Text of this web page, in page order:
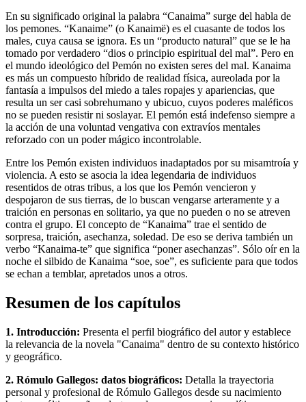
En su significado original la palabra “Canaima” surge del habla de
los pemones. “Kanaime” (o Kanaimë) es el cuasante de todos los
males, cuya causa se ignora. Es un “producto natural” que se le ha
tomado por verdadero “dios o principio espiritual del mal”. Pero en
el mundo ideológico del Pemón no existen seres del mal. Kanaima
es más un compuesto híbrido de realidad física, aureolada por la
fantasía a impulsos del miedo a tales ropajes y apariencias, que
resulta un ser casi sobrehumano y ubicuo, cuyos poderes maléficos
no se pueden resistir ni soslayar. El pemón está indefenso siempre a
la acción de una voluntad vengativa con extravíos mentales
reforzado con un poder mágico incontrolable.
Entre los Pemón existen individuos inadaptados por su misamtroía y
violencia. A esto se asocia la idea legendaria de individuos
resentidos de otras tribus, a los que los Pemón vencieron y
despojaron de sus tierras, de lo buscan vengarse arteramente y a
traición en personas en solitario, ya que no pueden o no se atreven
contra el grupo. El concepto de “Kanaima” trae el sentido de
sorpresa, traición, asechanza, soledad. De eso se deriva también un
verbo “Kanaima-te” que significa “poner asechanzas”. Sólo oír en la
noche el silbido de Kanaima “soe, soe”, es suficiente para que todos
se echan a temblar, apretados unos a otros.
Resumen de los capítulos
1. Introducción: Presenta el perfil biográfico del autor y establece
la relevancia de la novela "Canaima" dentro de su contexto histórico
y geográfico.
2. Rómulo Gallegos: datos biográficos: Detalla la trayectoria
personal y profesional de Rómulo Gallegos desde su nacimiento